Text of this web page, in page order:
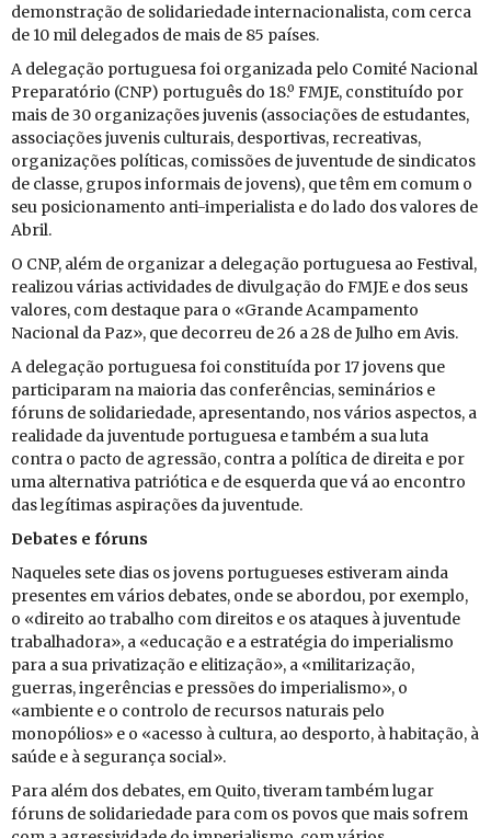
de­mons­tração de so­li­da­ri­e­dade in­ter­na­ci­o­na­lista, com cerca
de 10 mil de­le­gados de mais de 85 países.
A de­le­gação por­tu­guesa foi or­ga­ni­zada pelo Co­mité Na­ci­onal
Pre­pa­ra­tório (CNP) por­tu­guês do 18.º FMJE, cons­ti­tuído por
mais de 30 or­ga­ni­za­ções ju­venis (as­so­ci­a­ções de es­tu­dantes,
as­so­ci­a­ções ju­venis cul­tu­rais, des­por­tivas, re­cre­a­tivas,
or­ga­ni­za­ções po­lí­ticas, co­mis­sões de ju­ven­tude de sin­di­catos
de classe, grupos in­for­mais de jo­vens), que têm em comum o
seu po­si­ci­o­na­mento anti-im­pe­ri­a­lista e do lado dos va­lores de
Abril.
O CNP, além de or­ga­nizar a de­le­gação por­tu­guesa ao Fes­tival,
re­a­lizou vá­rias ac­ti­vi­dades de di­vul­gação do FMJE e dos seus
va­lores, com des­taque para o «Grande Acam­pa­mento
Na­ci­onal da Paz», que de­correu de 26 a 28 de Julho em Avis.
A de­le­gação por­tu­guesa foi cons­ti­tuída por 17 jo­vens que
par­ti­ci­param na mai­oria das con­fe­rên­cias, se­mi­ná­rios e
fó­runs de so­li­da­ri­e­dade, apre­sen­tando, nos vá­rios as­pectos, a
re­a­li­dade da ju­ven­tude por­tu­guesa e também a sua luta
contra o pacto de agressão, contra a po­lí­tica de di­reita e por
uma al­ter­na­tiva pa­trió­tica e de es­querda que vá ao en­contro
das le­gí­timas as­pi­ra­ções da ju­ven­tude.
De­bates e fó­runs
Na­queles sete dias os jo­vens por­tu­gueses es­ti­veram ainda
pre­sentes em vá­rios de­bates, onde se abordou, por exemplo,
o «di­reito ao tra­balho com di­reitos e os ata­ques à ju­ven­tude
tra­ba­lha­dora», a «edu­cação e a es­tra­tégia do im­pe­ri­a­lismo
para a sua pri­va­ti­zação e eli­ti­zação», a «mi­li­ta­ri­zação,
guerras, in­ge­rên­cias e pres­sões do im­pe­ri­a­lismo», o
«am­bi­ente e o con­trolo de re­cursos na­tu­rais pelo
mo­no­pó­lios» e o «acesso à cul­tura, ao des­porto, à ha­bi­tação, à
saúde e à se­gu­rança so­cial».
Para além dos de­bates, em Quito, ti­veram também lugar
fó­runs de so­li­da­ri­e­dade para com os povos que mais so­frem